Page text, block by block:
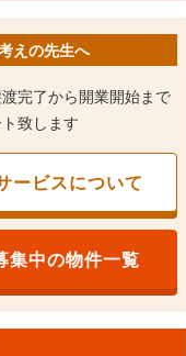
えの先生へ
完了から開業開始まで
致します
ービスについて
集中の物件一覧